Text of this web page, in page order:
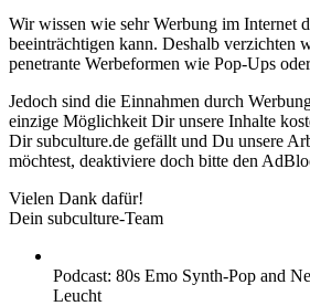
Wir wissen wie sehr Werbung im Internet
beeinträchtigen kann. Deshalb verzichten
penetrante Werbeformen wie Pop-Ups
Jedoch sind die Einnahmen durch
einzige Möglichkeit Dir unsere Inhalte
Dir subculture.de gefällt und Du unsere
möchtest, deaktiviere doch bitte den
Vielen Dank dafür!
Dein subculture-Team
Podcast: 80s Emo Synth-Pop and
Leucht